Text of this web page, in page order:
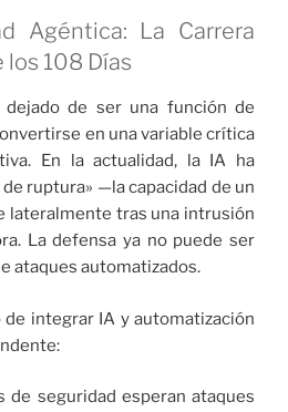
Agéntica: La Carrera
108 Días
dejado de ser una función de
en una variable crítica
En la actualidad, la IA ha
ruptura» —la capacidad de un
lateralmente tras una intrusión
La defensa ya no puede ser
ataques automatizados.
integrar IA y automatización
de seguridad esperan ataques